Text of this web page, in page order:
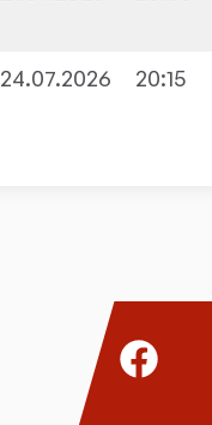
24.07.2026 20:15